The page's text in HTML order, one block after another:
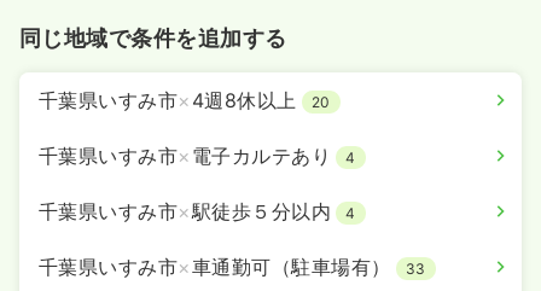
同じ地域で条件を追加する
千葉県いすみ市× 4週8休以上 20
千葉県いすみ市× 電子カルテあり 4
千葉県いすみ市×駅徒歩５分以内 4
千葉県いすみ市×車通勤可（駐車場有） 33